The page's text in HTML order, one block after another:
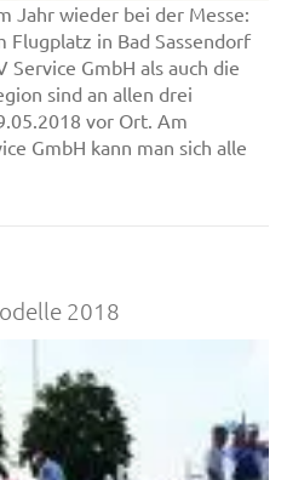
Jahr wieder bei der Messe:
in Bad Sassendorf
GmbH als auch die
sind an allen drei
vor Ort. Am
GmbH kann man sich alle
2018